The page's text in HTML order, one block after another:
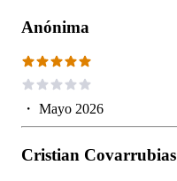
Anónima
・ Mayo 2026
Cristian Covarrubias